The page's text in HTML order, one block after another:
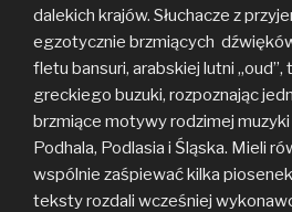
dalekich krajów. Słuchacze z
egzotycznie brzmiących
fletu bansuri, arabskiej lutni „oud”,
greckiego buzuki, rozpoznając
brzmiące motywy rodzimej
Podhala, Podlasia i Śląska. Mieli
wspólnie zaśpiewać kilka
teksty rozdali wcześniej